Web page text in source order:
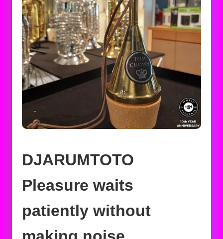
DJARUMTOTO
Pleasure waits
patiently without